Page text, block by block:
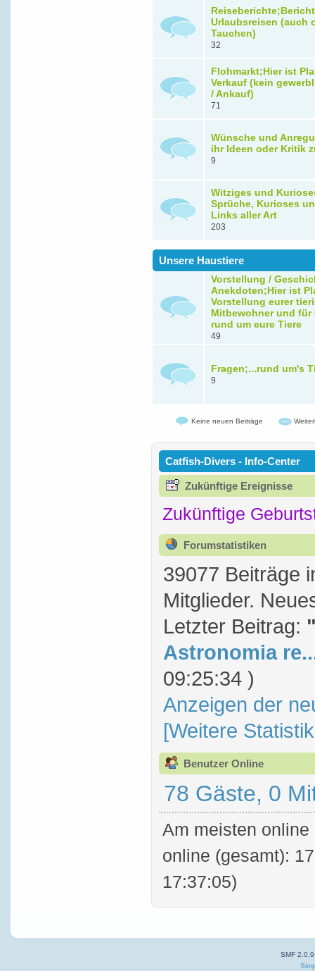
Urlaubsreisen (auch
Tauchen)
32
Flohmarkt;Hier ist
Verkauf (kein
/ Ankauf)
71
Wünsche und
ihr Ideen oder Kritik
9
Witziges und
Sprüche, Kurioses
Links aller Art
203
Unsere Haustiere
Vorstellung /
Anekdoten;Hier ist
Vorstellung eurer
Mitbewohner und für
rund um eure Tiere
49
Fragen;...rund um's
9
Keine neuen Beiträge
Catfish-Divers - Info-Center
Zukünftige Ereignisse
Zukünftige
Forumstatistiken
39077 Beiträge
Mitglieder.
Letzter Beitrag:
Astronomia
09:25:34 )
Anzeigen der
[Weitere
Benutzer Online
78 Gäste, 0
Am meisten
online (gesamt):
17:37:05)
SMF 2.0.9